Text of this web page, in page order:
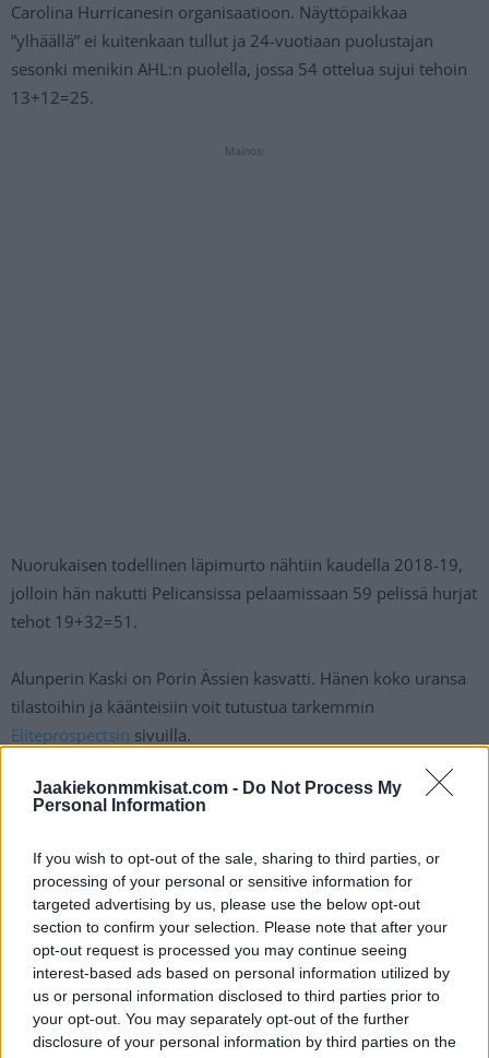
Jaakiekonmmkisat.com - Do Not Process My
Personal Information
If you wish to opt-out of the sale, sharing to third parties, or
processing of your personal or sensitive information for
targeted advertising by us, please use the below opt-out
section to confirm your selection. Please note that after your
opt-out request is processed you may continue seeing
interest-based ads based on personal information utilized by
us or personal information disclosed to third parties prior to
your opt-out. You may separately opt-out of the further
disclosure of your personal information by third parties on the
Carolina Hurricanesin organisaatioon. Näyttöpaikkaa
”ylhäällä” ei kuitenkaan tullut ja 24-vuotiaan puolustajan
sesonki menikin AHL:n puolella, jossa 54 ottelua sujui tehoin
13+12=25.
Mainos:
Nuorukaisen todellinen läpimurto nähtiin kaudella 2018-19,
jolloin hän nakutti Pelicansissa pelaamissaan 59 pelissä hurjat
tehot 19+32=51.
Alunperin Kaski on Porin Ässien kasvatti. Hänen koko uransa
tilastoihin ja käänteisiin voit tutustua tarkemmin
Eliteprospectsin sivuilla.
Lue myös:
KHL:n palkkakuninkaat julki – mukana 6 leijonapelaajaa
SKA Pietari takoo hurjaa jälkeä kaukalon ulkopuolella – tuplasi
voittonsa